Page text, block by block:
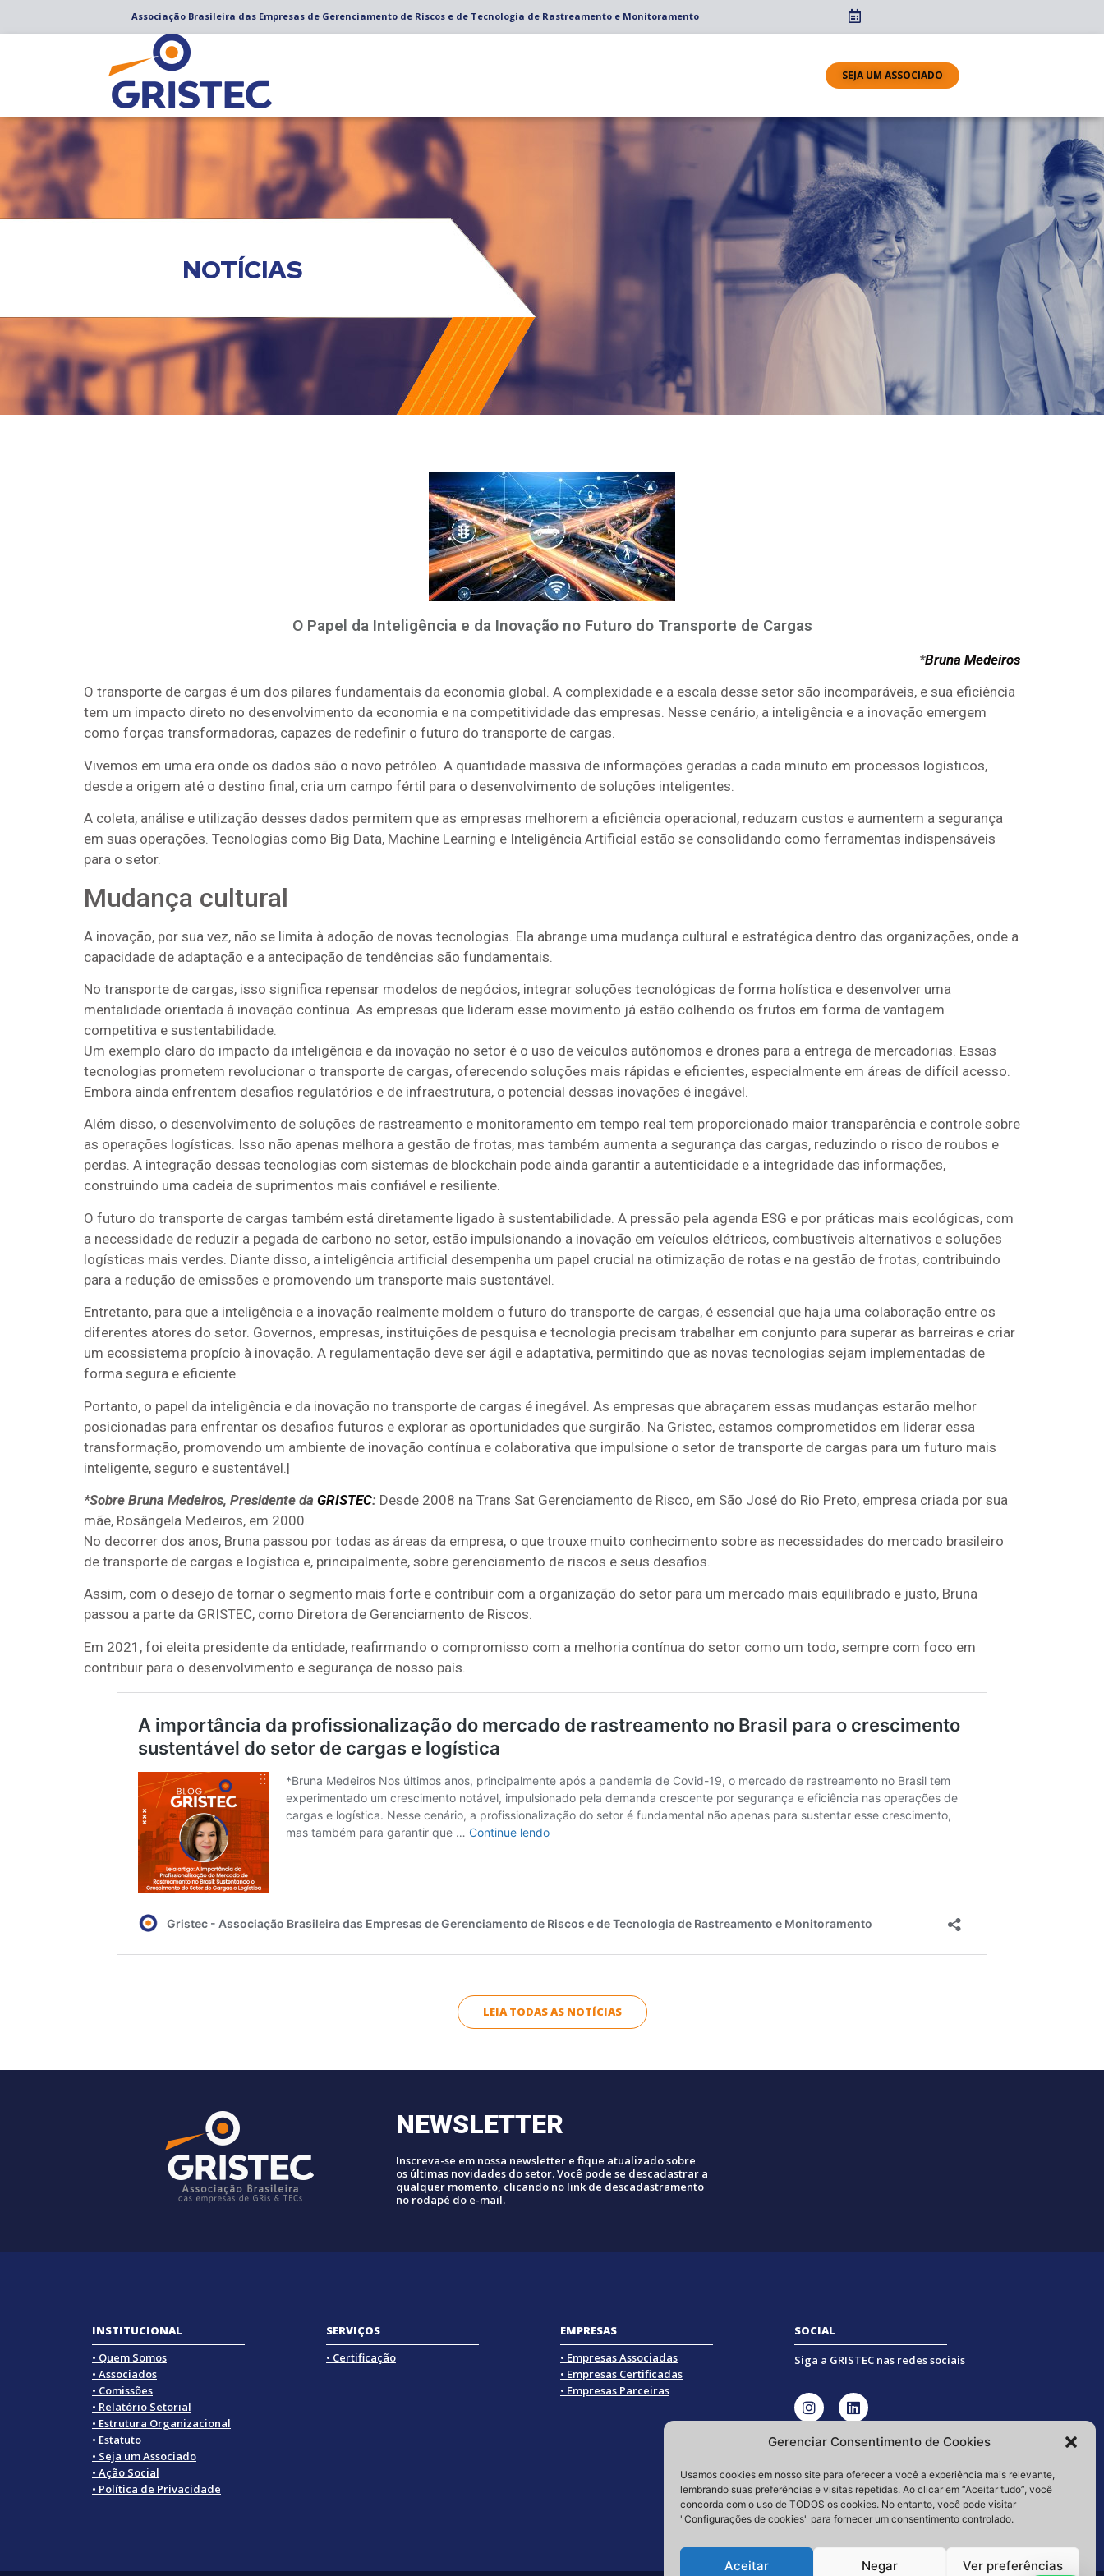
Gerenciar Consentimento de Cookies
Usamos cookies em nosso site para oferecer a você a experiência mais relevante,
lembrando suas preferências e visitas repetidas. Ao clicar em “Aceitar tudo”, você
concorda com o uso de TODOS os cookies. No entanto, você pode visitar
"Configurações de cookies" para fornecer um consentimento controlado.
Aceitar Negar Ver preferências
Associação Brasileira das Empresas de Gerenciamento de Riscos e de Tecnologia de Rastreamento e Monitoramento
SEJA UM ASSOCIADO
NOTÍCIAS
O Papel da Inteligência e da Inovação no Futuro do Transporte de Cargas
*Bruna Medeiros
O transporte de cargas é um dos pilares fundamentais da economia global. A complexidade e a escala desse setor são incomparáveis, e sua eficiência
tem um impacto direto no desenvolvimento da economia e na competitividade das empresas. Nesse cenário, a inteligência e a inovação emergem
como forças transformadoras, capazes de redefinir o futuro do transporte de cargas.
Vivemos em uma era onde os dados são o novo petróleo. A quantidade massiva de informações geradas a cada minuto em processos logísticos,
desde a origem até o destino final, cria um campo fértil para o desenvolvimento de soluções inteligentes.
A coleta, análise e utilização desses dados permitem que as empresas melhorem a eficiência operacional, reduzam custos e aumentem a segurança
em suas operações. Tecnologias como Big Data, Machine Learning e Inteligência Artificial estão se consolidando como ferramentas indispensáveis
para o setor.
Mudança cultural
A inovação, por sua vez, não se limita à adoção de novas tecnologias. Ela abrange uma mudança cultural e estratégica dentro das organizações, onde a
capacidade de adaptação e a antecipação de tendências são fundamentais.
No transporte de cargas, isso significa repensar modelos de negócios, integrar soluções tecnológicas de forma holística e desenvolver uma
mentalidade orientada à inovação contínua. As empresas que lideram esse movimento já estão colhendo os frutos em forma de vantagem
competitiva e sustentabilidade.
Um exemplo claro do impacto da inteligência e da inovação no setor é o uso de veículos autônomos e drones para a entrega de mercadorias. Essas
tecnologias prometem revolucionar o transporte de cargas, oferecendo soluções mais rápidas e eficientes, especialmente em áreas de difícil acesso.
Embora ainda enfrentem desafios regulatórios e de infraestrutura, o potencial dessas inovações é inegável.
Além disso, o desenvolvimento de soluções de rastreamento e monitoramento em tempo real tem proporcionado maior transparência e controle sobre
as operações logísticas. Isso não apenas melhora a gestão de frotas, mas também aumenta a segurança das cargas, reduzindo o risco de roubos e
perdas. A integração dessas tecnologias com sistemas de blockchain pode ainda garantir a autenticidade e a integridade das informações,
construindo uma cadeia de suprimentos mais confiável e resiliente.
O futuro do transporte de cargas também está diretamente ligado à sustentabilidade. A pressão pela agenda ESG e por práticas mais ecológicas, com
a necessidade de reduzir a pegada de carbono no setor, estão impulsionando a inovação em veículos elétricos, combustíveis alternativos e soluções
logísticas mais verdes. Diante disso, a inteligência artificial desempenha um papel crucial na otimização de rotas e na gestão de frotas, contribuindo
para a redução de emissões e promovendo um transporte mais sustentável.
Entretanto, para que a inteligência e a inovação realmente moldem o futuro do transporte de cargas, é essencial que haja uma colaboração entre os
diferentes atores do setor. Governos, empresas, instituições de pesquisa e tecnologia precisam trabalhar em conjunto para superar as barreiras e criar
um ecossistema propício à inovação. A regulamentação deve ser ágil e adaptativa, permitindo que as novas tecnologias sejam implementadas de
forma segura e eficiente.
Portanto, o papel da inteligência e da inovação no transporte de cargas é inegável. As empresas que abraçarem essas mudanças estarão melhor
posicionadas para enfrentar os desafios futuros e explorar as oportunidades que surgirão. Na Gristec, estamos comprometidos em liderar essa
transformação, promovendo um ambiente de inovação contínua e colaborativa que impulsione o setor de transporte de cargas para um futuro mais
inteligente, seguro e sustentável.|
*Sobre Bruna Medeiros, Presidente da GRISTEC: Desde 2008 na Trans Sat Gerenciamento de Risco, em São José do Rio Preto, empresa criada por sua
mãe, Rosângela Medeiros, em 2000.
No decorrer dos anos, Bruna passou por todas as áreas da empresa, o que trouxe muito conhecimento sobre as necessidades do mercado brasileiro
de transporte de cargas e logística e, principalmente, sobre gerenciamento de riscos e seus desafios.
Assim, com o desejo de tornar o segmento mais forte e contribuir com a organização do setor para um mercado mais equilibrado e justo, Bruna
passou a parte da GRISTEC, como Diretora de Gerenciamento de Riscos.
Em 2021, foi eleita presidente da entidade, reafirmando o compromisso com a melhoria contínua do setor como um todo, sempre com foco em
contribuir para o desenvolvimento e segurança de nosso país.
LEIA TODAS AS NOTÍCIAS
NEWSLETTER
Inscreva-se em nossa newsletter e fique atualizado sobre
os últimas novidades do setor. Você pode se descadastrar a
qualquer momento, clicando no link de descadastramento
no rodapé do e-mail.
INSTITUCIONAL
• Quem Somos
• Associados
• Comissões
• Relatório Setorial
• Estrutura Organizacional
• Estatuto
• Seja um Associado
• Ação Social
• Política de Privacidade
SERVIÇOS
• Certificação
EMPRESAS
• Empresas Associadas
• Empresas Certificadas
• Empresas Parceiras
SOCIAL
Siga a GRISTEC nas redes sociais